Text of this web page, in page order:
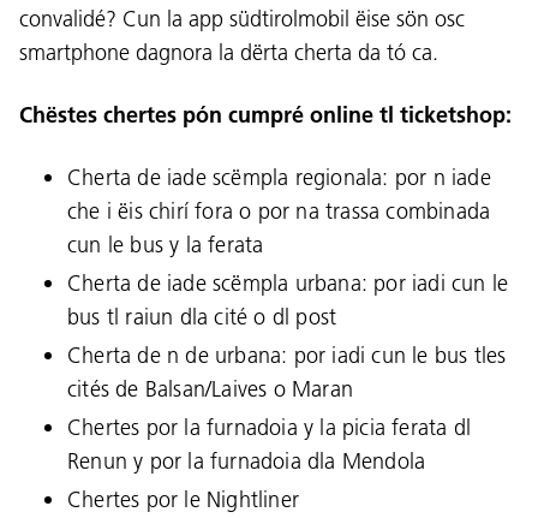
convalidé? Cun la app südtirolmobil ëise sön osc
smartphone dagnora la dërta cherta da tó ca.
Chëstes chertes pón cumpré online tl ticketshop:
Cherta de iade scëmpla regionala: por n iade
che i ëis chirí fora o por na trassa combinada
cun le bus y la ferata
Cherta de iade scëmpla urbana: por iadi cun le
bus tl raiun dla cité o dl post
Cherta de n de urbana: por iadi cun le bus tles
cités de Balsan/Laives o Maran
Chertes por la furnadoia y la picia ferata dl
Renun y por la furnadoia dla Mendola
Chertes por le Nightliner